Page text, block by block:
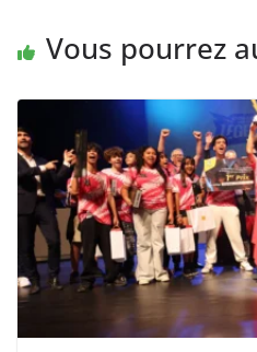
Vous pourrez